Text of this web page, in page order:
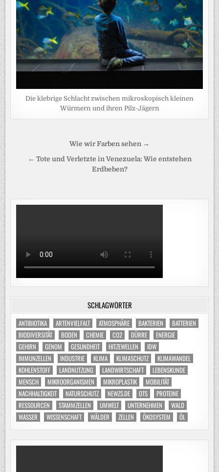
Die klebrige Schlacht zwischen mikroskopisch kleinen
Würmern und ihren Pilz-Jägern
Beitragsnavigation
Wie wir Farben sehen →
← Tote und Verletzte in Venezuela: Wie entstehen
Erdbeben?
SCHLAGWÖRTER
ANTIBIOTIKA ARTENVIELFALT ATMOSPHÄRE BAKTERIEN
BATTERIEN
BIODIVERSITÄT
BODEN CHEMIE CO2 DÜRRE
ENERGIE
GEHIRN
GENOM GESUNDHEIT HITZEWELLEN
IDW
IMMUNZELLEN
INDUSTRIE KLIMA KLIMASCHUTZ
KLIMAWANDEL
KOHLENSTOFF
LANDNUTZUNG LANDWIRTSCHAFT
LEBENSKUNDE
MENSCH
MIKROORGANISMEN MIKROPLASTIK
MOBILITÄT
NACHHALTIGKEIT
NATURSCHUTZ NEWZS.DE OTS
PROTEINE
RESSOURCEN
STAMMZELLEN UMWELT UNTERNEHMEN
WALD
WASSER
WISSENSCHAFT WÄLDER ZELLEN ÖKOSYSTEM ÖL